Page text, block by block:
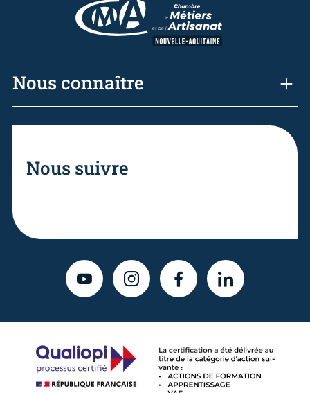
Nous connaître
Nous suivre
YOUTUBEINSTAGRAMFACEBOOKLINKEDIN